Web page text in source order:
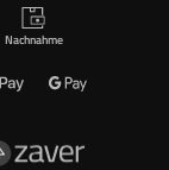
Nachnahme